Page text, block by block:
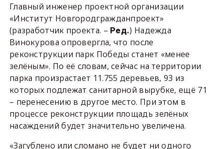
Главный инженер проектной организации
«Институт Новгородгражданпроект»
(разработчик проекта. – Ред.) Надежда
Винокурова опровергла, что после
реконструкции парк Победы станет «менее
зелёным». По её словам, сейчас на территории
парка произрастает 11.755 деревьев, 93 из
которых подлежат санитарной вырубке, ещё 71
– перенесению в другое место. При этом в
процессе реконструкции площадь зелёных
насаждений будет значительно увеличена.
«Загублено или сломано не будет ни одного